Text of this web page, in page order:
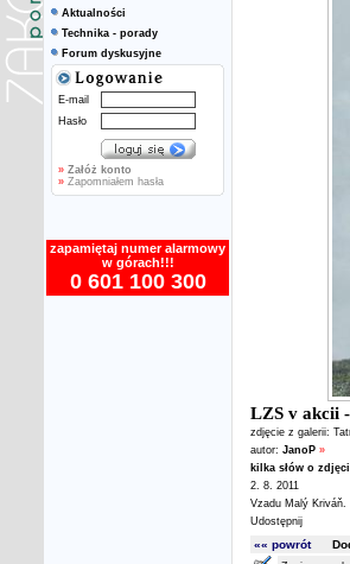
Aktualności
Technika - porady
Forum dyskusyjne
E-mail
Hasło
» Załóż konto
» Zapomniałem hasła
zapamiętaj numer alarmowy
w górach!!!
0 601 100 300
LZS v akcii
zdjęcie z galerii:
autor: JanoP »
kilka słów o
2. 8. 2011
Vzadu Malý Kriváň.
Udostępnij
«« powrót